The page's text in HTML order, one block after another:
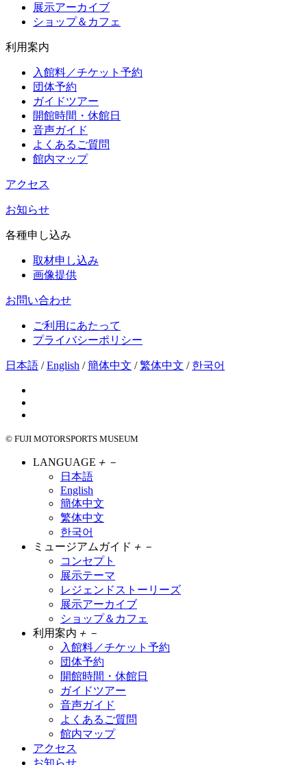
展示アーカイブ
ショップ＆カフェ
利用案内
入館料／チケット予約
団体予約
ガイドツアー
開館時間・休館日
音声ガイド
よくあるご質問
館内マップ
アクセス
お知らせ
各種申し込み
取材申し込み
画像提供
お問い合わせ
ご利用にあたって
プライバシーポリシー
日本語 /English /簡体中文 /繁体中文 / 한국어
© FUJI MOTORSPORTS MUSEUM
LANGUAGE ＋ －
日本語
English
簡体中文
繁体中文
한국어
ミュージアムガイド ＋ －
コンセプト
展示テーマ
レジェンドストーリーズ
展示アーカイブ
ショップ＆カフェ
利用案内 ＋ －
入館料／チケット予約
団体予約
開館時間・休館日
ガイドツアー
音声ガイド
よくあるご質問
館内マップ
アクセス